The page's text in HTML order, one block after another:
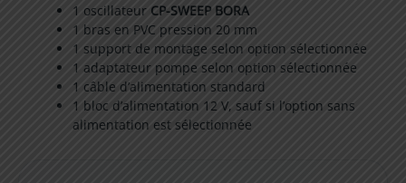
1 oscillateur CP-SWEEP BORA
1 bras en PVC pression 20 mm
1 support de montage selon option sélectionnée
1 adaptateur pompe selon option sélectionnée
1 câble d’alimentation standard
1 bloc d’alimentation 12 V, sauf si l’option sans
alimentation est sélectionnée